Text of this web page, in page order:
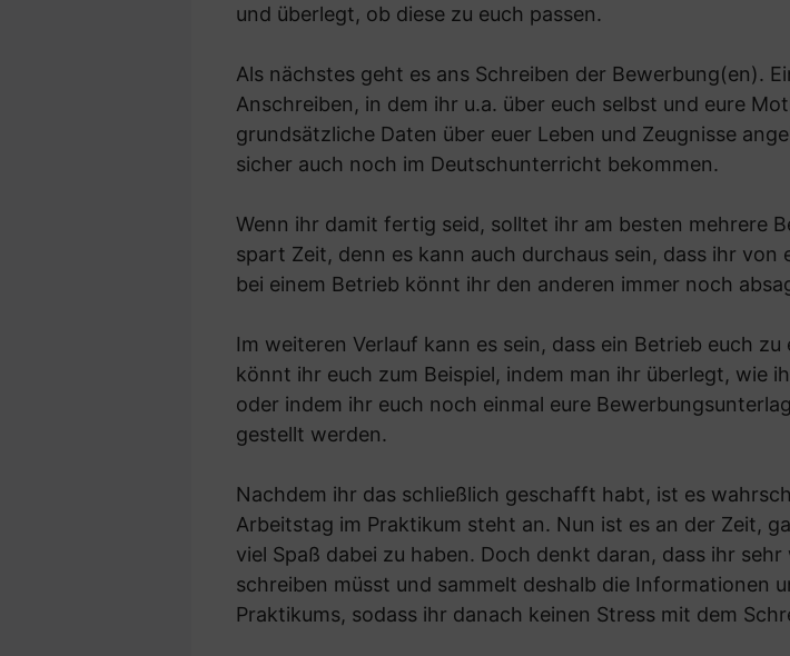
und überlegt, ob diese zu euch passen.
Als nächstes geht es ans Schreiben der Bewerbung(en).
Anschreiben, in dem ihr u.a. über euch selbst und eure
grundsätzliche Daten über euer Leben und Zeugnisse
sicher auch noch im Deutschunterricht bekommen.
Wenn ihr damit fertig seid, solltet ihr am besten mehrere
spart Zeit, denn es kann auch durchaus sein, dass ihr
bei einem Betrieb könnt ihr den anderen immer noch
Im weiteren Verlauf kann es sein, dass ein Betrieb euch
könnt ihr euch zum Beispiel, indem man ihr überlegt, wie
oder indem ihr euch noch einmal eure
gestellt werden.
Nachdem ihr das schließlich geschafft habt, ist es
Arbeitstag im Praktikum steht an. Nun ist es an der Zeit,
viel Spaß dabei zu haben. Doch denkt daran, dass ihr
schreiben müsst und sammelt deshalb die Informationen
Praktikums, sodass ihr danach keinen Stress mit dem